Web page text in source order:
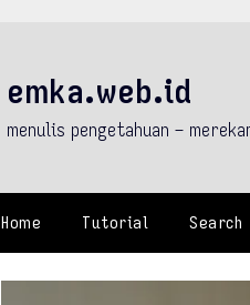
emka.web.id
menulis pengetahuan –
Home Tutorial Search